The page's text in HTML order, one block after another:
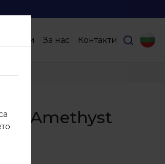
За нас Контакти
Amethyst